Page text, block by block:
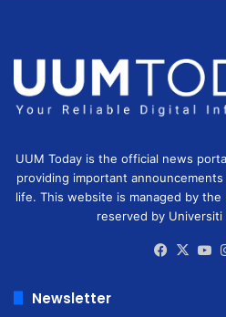
UUM Today is the official news
providing important
life. This website is managed by
reserved by Universiti
X
Newsletter